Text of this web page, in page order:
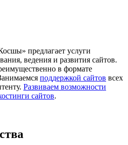
предлагает услуги
ведения и развития сайтов.
в формате
поддержкой сайтов всех
Развиваем возможности
сайтов.